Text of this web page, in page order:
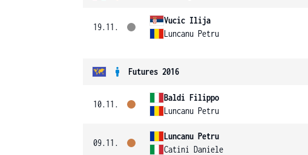
19.11.
Vucic Ilija
Luncanu Petru
Futures 2016
10.11.
Baldi Filippo
Luncanu Petru
09.11.
Luncanu Petru
Catini Daniele